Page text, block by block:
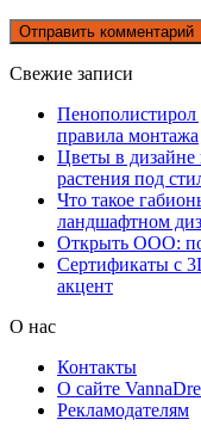
Свежие записи
Пенополистирол
правила монтажа
Цветы в дизайне
растения под
Что такое
ландшафтном
Открыть ООО:
Сертификаты с
акцент
О нас
Контакты
О сайте
Рекламодателям